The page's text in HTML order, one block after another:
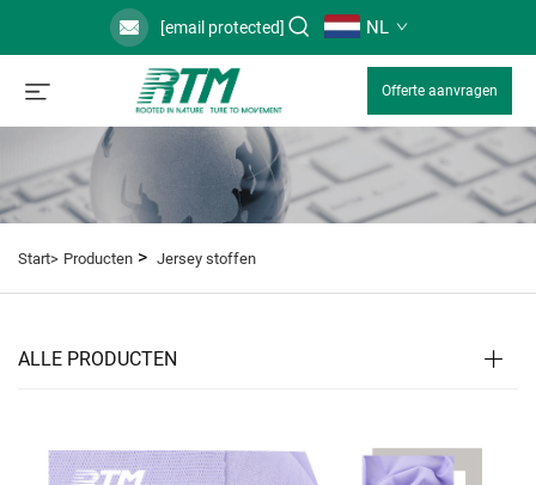
[email protected] NL
Offerte aanvragen
Start> Producten > Jersey stoffen
ALLE PRODUCTEN